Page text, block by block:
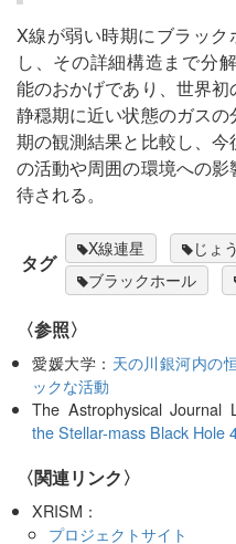
X線が弱い時期にブラッ
し、その詳細構造まで分
能のおかげであり、世界
静穏期に近い状態のガス
期の観測結果と比較し、
の活動や周囲の環境への
待される。
タグ
X線連星 じょ
ブラックホール
〈参照〉
愛媛大学： 天の川銀河内の
ックな活動
The Astrophysical Journal
the Stellar-mass Black Hole
〈関連リンク〉
XRISM：
プロジェクトサイト